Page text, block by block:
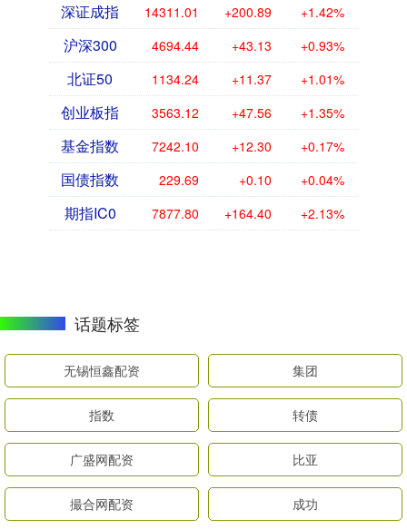
深证成指 14311.01 +200.89 +1.42%
沪深300 4694.44 +43.13 +0.93%
北证50 1134.24 +11.37 +1.01%
创业板指 3563.12 +47.56 +1.35%
基金指数 7242.10 +12.30 +0.17%
国债指数 229.69 +0.10 +0.04%
期指IC0 7877.80 +164.40 +2.13%
话题标签
无锡恒鑫配资 集团
指数 转债
广盛网配资 比亚
撮合网配资 成功